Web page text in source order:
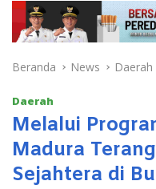
Beranda News Daerah
Daerah
Melalui
Madura
Sejahtera di